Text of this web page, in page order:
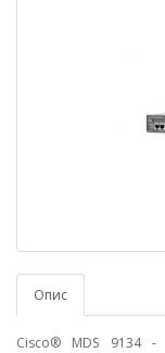
Опис
Cisco® MDS 9134 -